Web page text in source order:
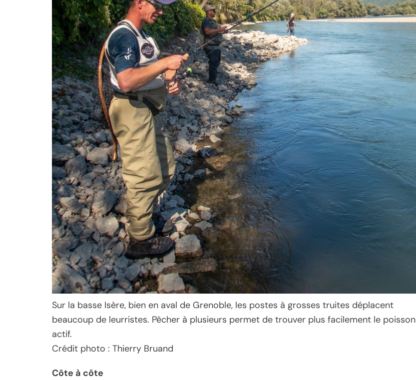
Sur la basse Isère, bien en aval de Grenoble, les postes à grosses truites déplacent
beaucoup de leurristes. Pêcher à plusieurs permet de trouver plus facilement le poisson
actif.
Crédit photo : Thierry Bruand
Côte à côte